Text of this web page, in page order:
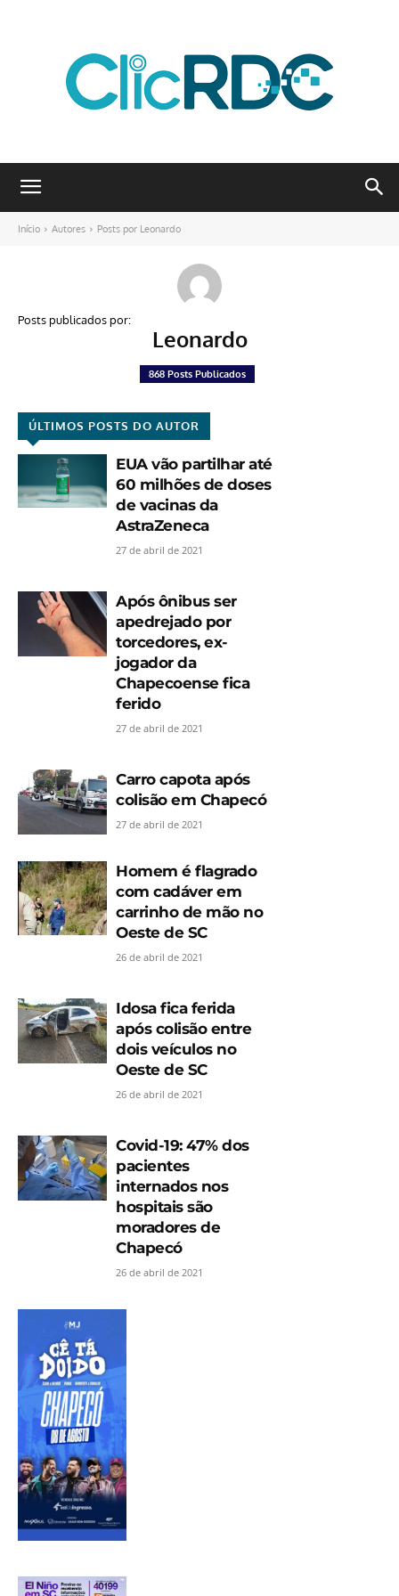
Início Autores Posts por Leonardo
Posts publicados por:
Leonardo
868 Posts Publicados
ÚLTIMOS POSTS DO AUTOR
EUA vão partilhar até
60 milhões de doses
de vacinas da
AstraZeneca
27 de abril de 2021
Após ônibus ser
apedrejado por
torcedores, ex-
jogador da
Chapecoense fica
ferido
27 de abril de 2021
Carro capota após
colisão em Chapecó
27 de abril de 2021
Homem é flagrado
com cadáver em
carrinho de mão no
Oeste de SC
26 de abril de 2021
Idosa fica ferida
após colisão entre
dois veículos no
Oeste de SC
26 de abril de 2021
Covid-19: 47% dos
pacientes
internados nos
hospitais são
moradores de
Chapecó
26 de abril de 2021